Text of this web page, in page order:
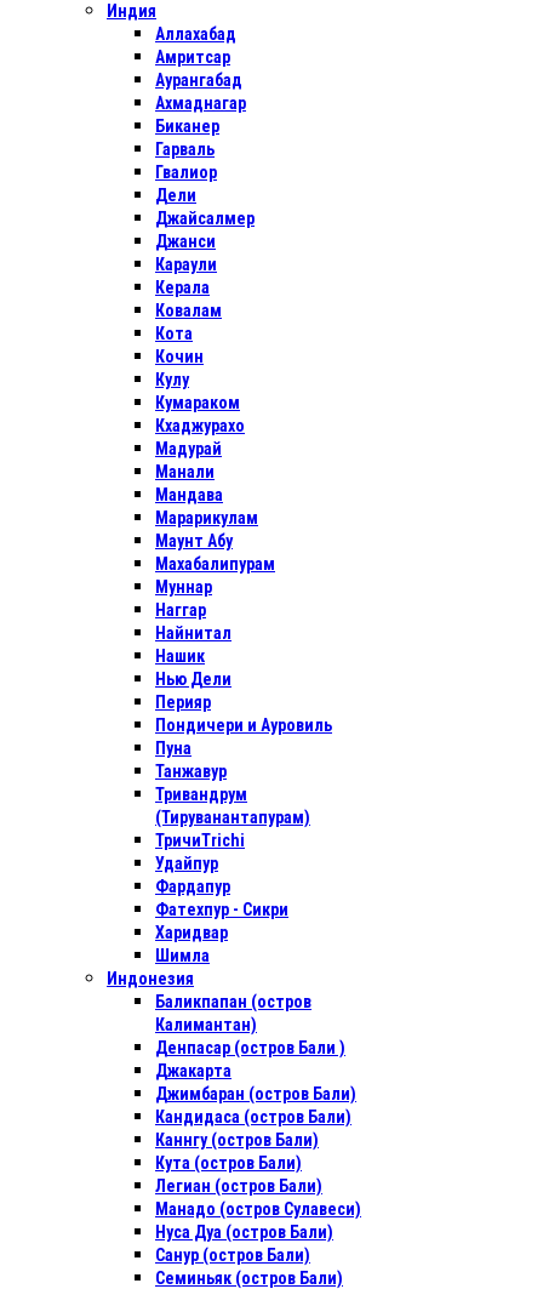
Индия
Аллахабад
Амритсар
Аурангабад
Ахмаднагар
Биканер
Гарваль
Гвалиор
Дели
Джайсалмер
Джанси
Караули
Керала
Ковалам
Кота
Кочин
Кулу
Кумараком
Кхаджурахо
Мадурай
Манали
Мандава
Марарикулам
Маунт Абу
Махабалипурам
Муннар
Наггар
Найнитал
Нашик
Нью Дели
Перияр
Пондичери и Ауровиль
Пуна
Танжавур
Тривандрум
(Тируванантапурам)
ТричиTrichi
Удайпур
Фардапур
Фатехпур - Сикри
Харидвар
Шимла
Индонезия
Баликпапан (остров
Калимантан)
Денпасар (остров Бали )
Джакарта
Джимбаран (остров Бали)
Кандидаса (остров Бали)
Каннгу (остров Бали)
Кута (остров Бали)
Легиан (остров Бали)
Манадо (остров Сулавеси)
Нуса Дуа (остров Бали)
Санур (остров Бали)
Семиньяк (остров Бали)